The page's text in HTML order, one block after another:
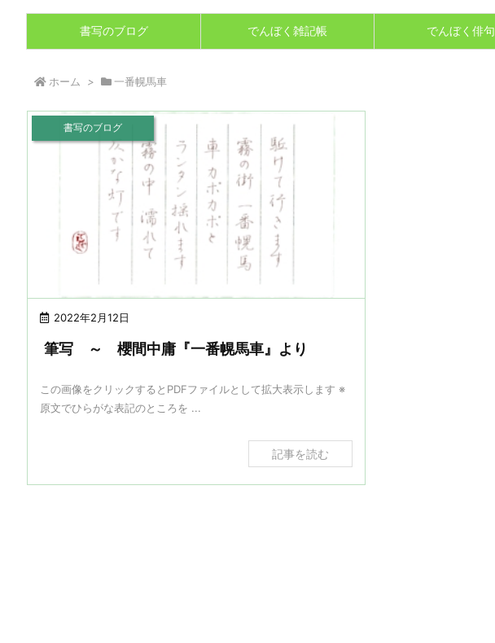
書写のブログ でんぼく雑記帳 でんぼく俳句
ホーム > 一番幌馬車
2022年2月12日
書写のブログ
筆写 ～ 櫻間中庸『一番幌馬車』より
この画像をクリックするとPDFファイルとして拡大表示します ※
原文でひらがな表記のところを ...
記事を読む